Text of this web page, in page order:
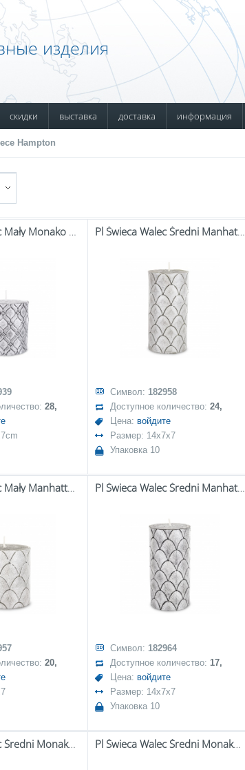
изделия
скидки выставка доставка информация
Hampton
Pl Świeca Walec Mały Monako Srebrno Czarny
28,
Pl Świeca Walec Średni Manhattan Szary Srebro
Символ: 182958
Доступное количество: 24,
Цена: войдите
Размер: 14x7x7
Упаковка 10
Pl Świeca Walec Mały Manhattan Szary Srebro
20,
Pl Świeca Walec Średni Manhattan Czarny Srebro
Символ: 182964
Доступное количество: 17,
Цена: войдите
Размер: 14x7x7
Упаковка 10
Pl Świeca Walec Średni Monako Biały Pl Świeca Walec Średni Monako Złoto Czarny